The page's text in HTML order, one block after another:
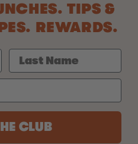
TIPS &
REWARDS.
CLUB